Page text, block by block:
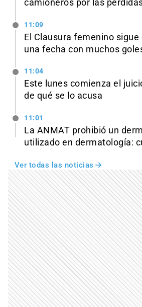
camioneros por las
11:09
El Clausura femenino
una fecha con muchos
11:04
Este lunes comienza el
de qué se lo acusa
11:01
La ANMAT prohibió un
utilizado en dermatología:
Ver todas las noticias